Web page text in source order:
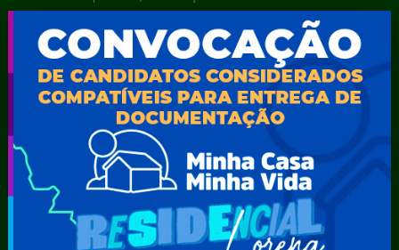
Portal da
Transparência
Educação
Atos normativos
Central de Dúvidas
Convênios e
Transferências
Despesas
E-sic
solicitar
Consulte sua
Decretos
Estatísticas
Formulários
Prazos e
autoridades
Outros
Serviços
Carta de
Ferramenta de
Autenticidade
Ouvidoria
Blanc